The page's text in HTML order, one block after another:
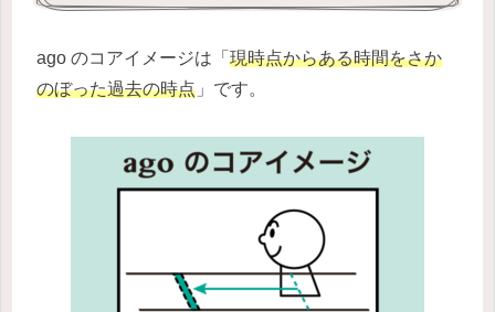
ago のコアイメージは「 現時点からある時間をさか
のぼった過去の時点 」です。